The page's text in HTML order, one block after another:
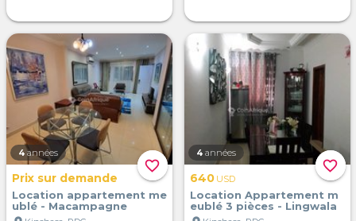
favorite_border
4 années
Prix sur demande
Location appartement me
ublé - Macampagne
favorite_border
4 années
640 USD
Location Appartement m
eublé 3 pièces - Lingwala